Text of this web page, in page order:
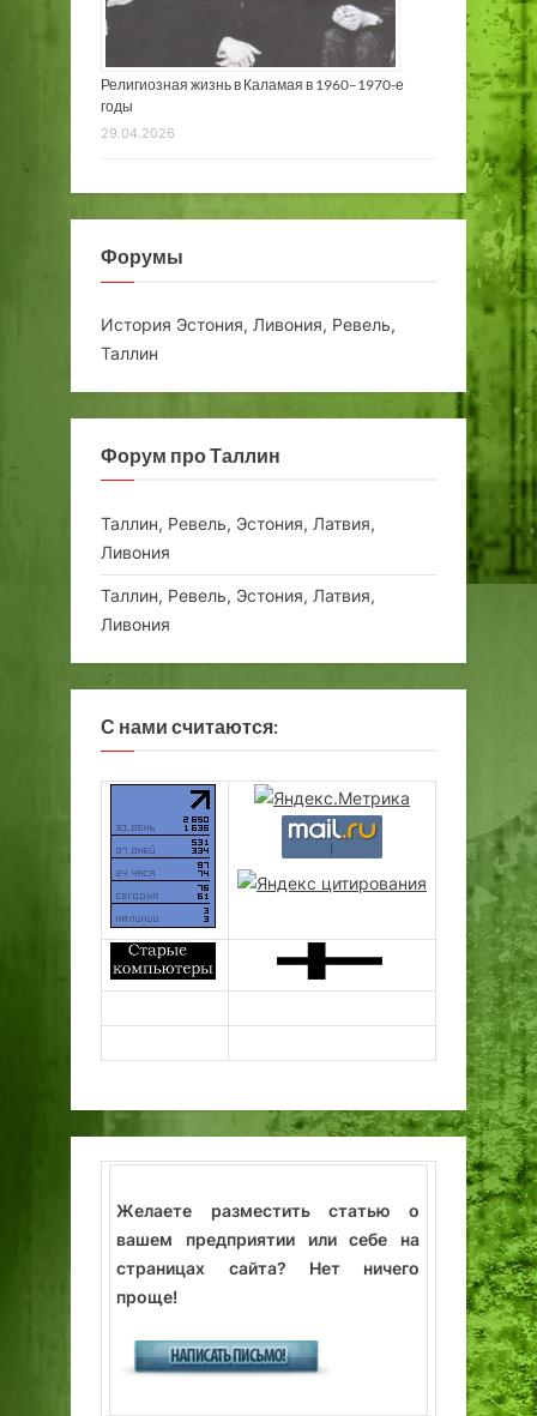
Религиозная жизнь в Каламая в 1960–1970-е
годы
29.04.2026
Форумы
История Эстония, Ливония, Ревель,
Таллин
Форум про Таллин
Таллин, Ревель, Эстония, Латвия,
Ливония
Таллин, Ревель, Эстония, Латвия,
Ливония
С нами считаются:
Желаете разместить статью о
вашем предприятии или себе на
страницах сайта? Нет ничего
проще!